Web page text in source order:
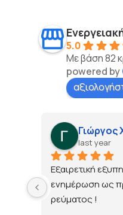
5.0
Με βάση 82
powered by
Γιώργος
last year
Εξαιρετική
ενημέρωση ως
ρεύματος !